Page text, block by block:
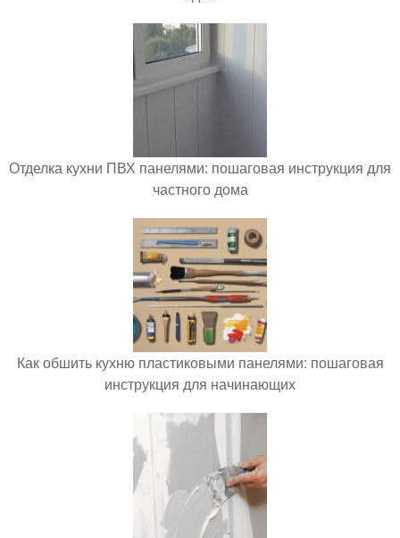
Отделка кухни ПВХ панелями: пошаговая инструкция для
частного дома
Как обшить кухню пластиковыми панелями: пошаговая
инструкция для начинающих